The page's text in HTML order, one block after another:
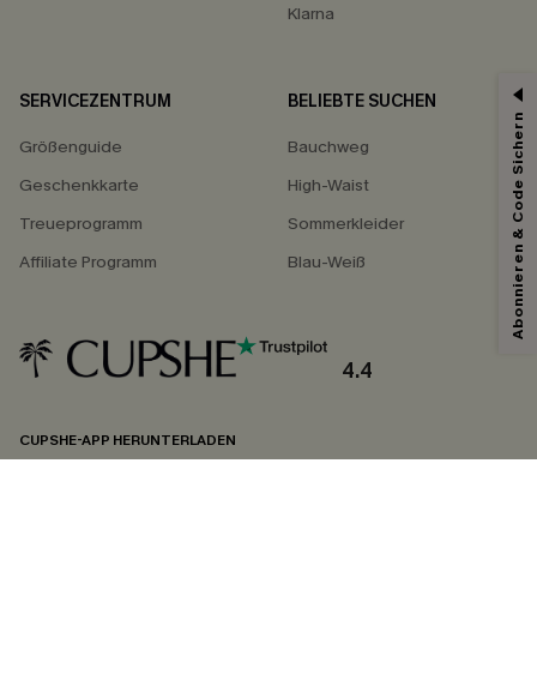
Klarna
SERVICEZENTRUM
Größenguide
Geschenkkarte
Treueprogramm
Affiliate Programm
BELIEBTE SUCHEN
Bauchweg
High-Waist
Sommerkleider
Blau-Weiß
4.4
CUPSHE-APP HERUNTERLADEN
Abonnieren & Code Sichern